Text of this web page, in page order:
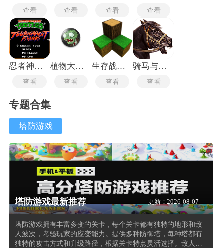
查看 查看 查看 查看
忍者神龟格斗中文版
查看
植物大战僵尸TV触控版
查看
生存战争2.3插件版
查看
骑马与砍杀2中文版
查看
专题合集
塔防游戏
塔防游戏最新推荐 更新：2026-08-07
塔防游戏拥有丰富多变的关卡，每个关卡都有独特的地形和敌
人波次，考验玩家的应变能力。提供多种防御塔，每种塔都有
独特的攻击方式和升级路径，根据关卡特点灵活选择。敌人具